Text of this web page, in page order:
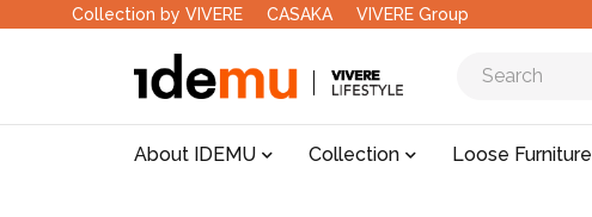
Collection by VIVERE CASAKA VIVERE Group
About IDEMU Collection Loose Furniture